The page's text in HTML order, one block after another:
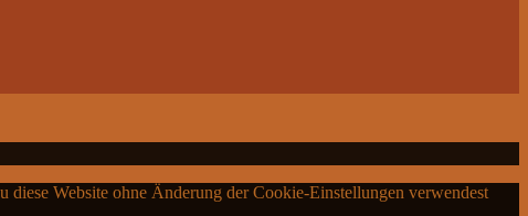
Website ohne Änderung der Cookie-Einstellungen verwendest